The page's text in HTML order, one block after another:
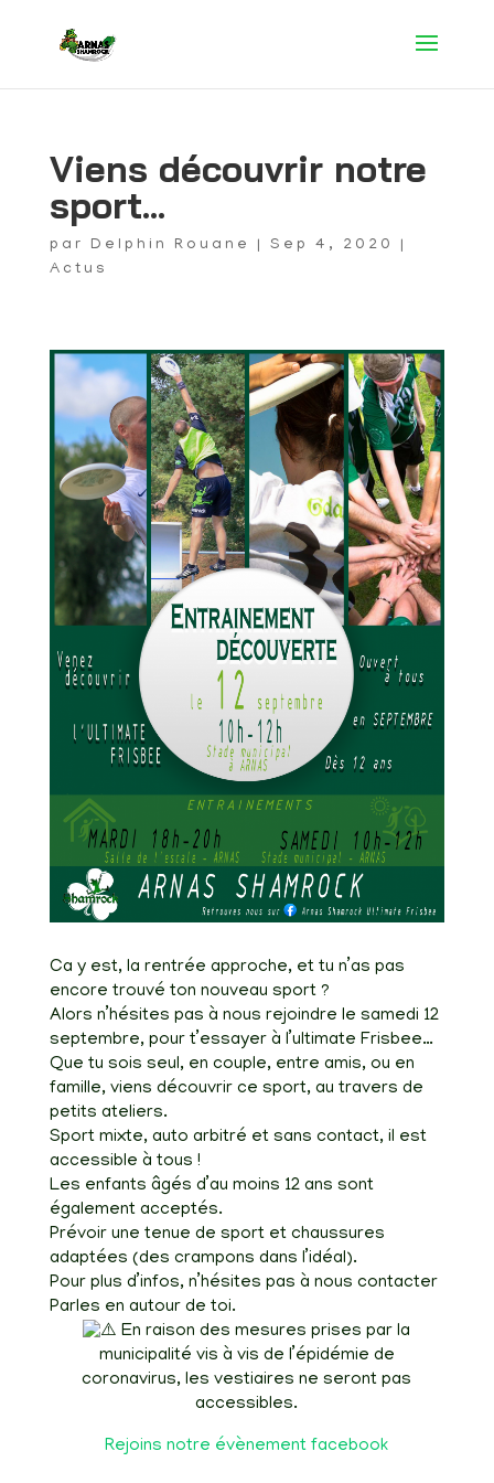
Viens découvrir notre
sport…
par Delphin Rouane Sep 4, 2020
Actus
Ca y est, la rentrée approche, et tu n’as pas
encore trouvé ton nouveau sport ?
Alors n’hésites pas à nous rejoindre le samedi 12
septembre, pour t’essayer à l’ultimate Frisbee…
Que tu sois seul, en couple, entre amis, ou en
famille, viens découvrir ce sport, au travers de
petits ateliers.
Sport mixte, auto arbitré et sans contact, il est
accessible à tous !
Les enfants âgés d’au moins 12 ans sont
également acceptés.
Prévoir une tenue de sport et chaussures
adaptées (des crampons dans l’idéal).
Pour plus d’infos, n’hésites pas à nous contacter
Parles en autour de toi.
En raison des mesures prises par la
municipalité vis à vis de l’épidémie de
coronavirus, les vestiaires ne seront pas
accessibles.
Rejoins notre évènement facebook